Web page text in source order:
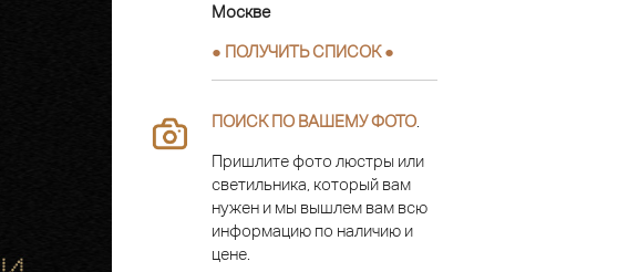
Москве
● ПОЛУЧИТЬ СПИСОК ●
ПОИСК ПО ВАШЕМУ ФОТО
Пришлите фото люстры или
светильника, который вам
нужен и мы вышлем вам всю
информацию по наличию и
цене.